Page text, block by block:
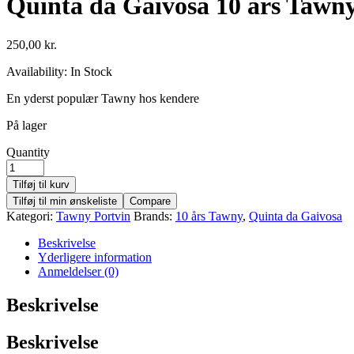
Quinta da Gaivosa 10 års
250,00 kr.
Availability: In Stock
En yderst populær Tawny hos kendere
På lager
Quantity
Tilføj til kurv
Tilføj til min ønskeliste
Compare
Kategori: Tawny Portvin Brands: 10 års Tawny, Quinta da Gaivosa
Beskrivelse
Yderligere information
Anmeldelser (0)
Beskrivelse
Beskrivelse